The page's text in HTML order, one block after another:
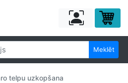
Meklēt
telpu uzkopšana